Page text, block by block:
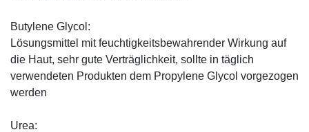
Butylene Glycol:
Lösungsmittel mit feuchtigkeitsbewahrender Wirkung auf
die Haut, sehr gute Verträglichkeit, sollte in täglich
verwendeten Produkten dem Propylene Glycol vorgezogen
werden
Urea: